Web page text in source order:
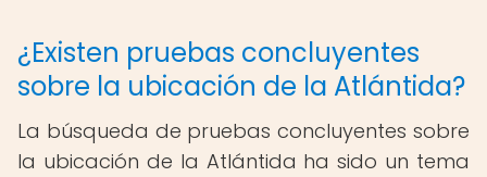
¿Existen pruebas concluyentes
sobre la ubicación de la Atlántida?
La búsqueda de pruebas concluyentes sobre
la ubicación de la Atlántida ha sido un tema